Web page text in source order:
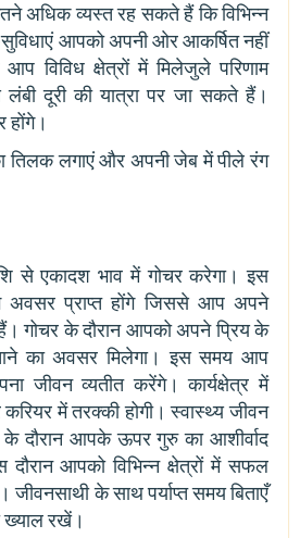
अधिक व्यस्त रह सकते हैं कि विभिन्न
आपको अपनी ओर आकर्षित नहीं
विविध क्षेत्रों में मिलेजुले परिणाम
दूरी की यात्रा पर जा सकते हैं।
होंगे।
तिलक लगाएं और अपनी जेब में पीले रंग
से एकादश भाव में गोचर करेगा। इस
अवसर प्राप्त होंगे जिससे आप अपने
गोचर के दौरान आपको अपने प्रिय के
का अवसर मिलेगा। इस समय आप
जीवन व्यतीत करेंगे। कार्यक्षेत्र में
में तरक्की होगी। स्वास्थ्य जीवन
के दौरान आपके ऊपर गुरु का आशीर्वाद
दौरान आपको विभिन्न क्षेत्रों में सफल
जीवनसाथी के साथ पर्याप्त समय बिताएँ
रखें।